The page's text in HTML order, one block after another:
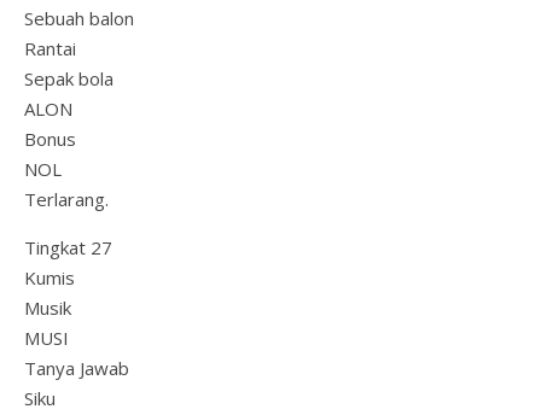
Sebuah balon
Rantai
Sepak bola
ALON
Bonus
NOL
Terlarang.
Tingkat 27
Kumis
Musik
MUSI
Tanya Jawab
Siku